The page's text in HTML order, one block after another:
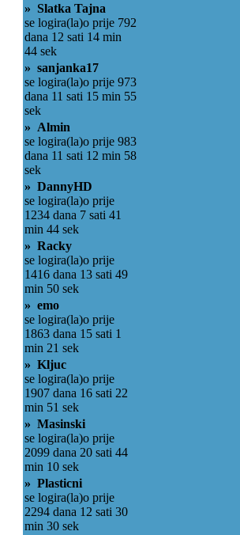
» Slatka Tajna
se logira(la)o prije 792
dana 12 sati 14 min
44 sek
» sanjanka17
se logira(la)o prije 973
dana 11 sati 15 min 55
sek
» Almin
se logira(la)o prije 983
dana 11 sati 12 min 58
sek
» DannyHD
se logira(la)o prije
1234 dana 7 sati 41
min 44 sek
» Racky
se logira(la)o prije
1416 dana 13 sati 49
min 50 sek
» emo
se logira(la)o prije
1863 dana 15 sati 1
min 21 sek
» Kljuc
se logira(la)o prije
1907 dana 16 sati 22
min 51 sek
» Masinski
se logira(la)o prije
2099 dana 20 sati 44
min 10 sek
» Plasticni
se logira(la)o prije
2294 dana 12 sati 30
min 30 sek